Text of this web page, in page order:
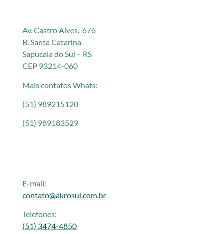
Av. Castro Alves, 676
B. Santa Catarina
Sapucaia do Sul – RS
CEP 93214-060
Mais contatos Whats:
(51) 989215120
(51) 989183529
E-mail:
contato@akrosul.com.br
Telefones:
(51) 3474-4850